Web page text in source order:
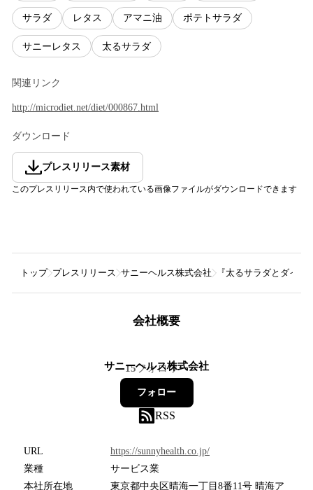
サラダ レタス アマニ油 ポテトサラダ
サニーレタス 太るサラダ
関連リンク
http://microdiet.net/diet/000867.html
ダウンロード
プレスリリース素材
このプレスリリース内で使われている画像ファイルがダウンロードできます
トップ プレスリリース サニーヘルス株式会社 『太るサラダとダイ
会社概要
サニーヘルス株式会社
15フォロワー
フォロー
RSS
URL
https://sunnyhealth.co.jp/
業種
サービス業
本社所在地
東京都中央区晴海一丁目8番11号 晴海ア